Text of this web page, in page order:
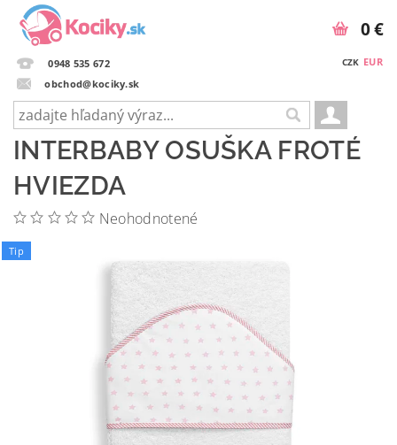
0948 535 672
obchod@kociky.sk
CZK EUR
0 €
INTERBABY OSUŠKA FROTÉ
HVIEZDA
Neohodnotené
Tip